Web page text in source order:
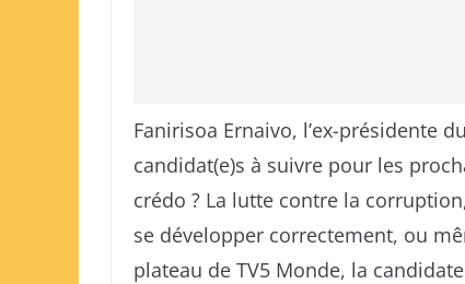
Fanirisoa Ernaivo, l’ex-présidente
candidat(e)s à suivre pour les
crédo ? La lutte contre la
se développer correctement, ou
plateau de TV5 Monde, la